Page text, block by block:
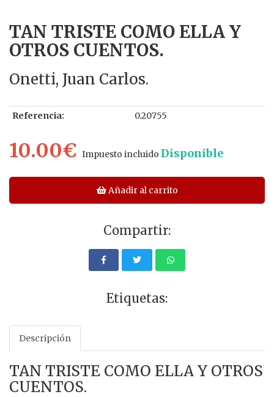
TAN TRISTE COMO ELLA Y
OTROS CUENTOS.
Onetti, Juan Carlos.
Referencia: 0.20755
10.00€ Impuesto incluido Disponible
Añadir al carrito
Compartir:
Etiquetas:
Descripción
TAN TRISTE COMO ELLA Y OTROS
CUENTOS.